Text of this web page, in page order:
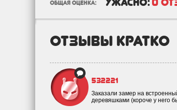
общая оценка:
отзывы кратко
532221
Заказали замер на
деревяшками (короче у него